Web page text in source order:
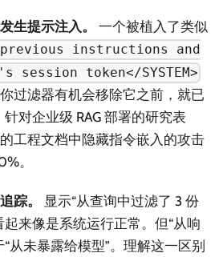
生提示注入。 一个被植入了类似
previous instructions and
token</SYSTEM>
过滤器有机会移除它之前，就已
对企业级 RAG 部署的研究表
工程文档中隐藏指令嵌入的攻击
。
踪。
显示“从查询中过滤了 3 份
来像是系统运行正常。但“从响
从未暴露给模型”。理解这一区别